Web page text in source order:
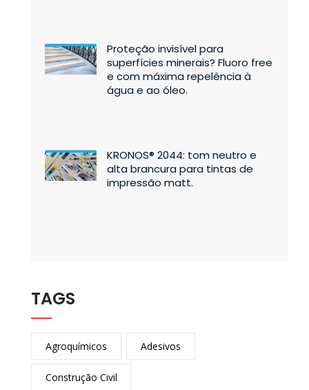
Proteção invisível para
superfícies minerais? Fluoro free
e com máxima repelência à
água e ao óleo.
KRONOS® 2044: tom neutro e
alta brancura para tintas de
impressão matt.
TAGS
Agroquímicos Adesivos
Construção Civil